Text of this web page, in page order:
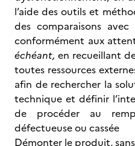
l’aide des outils et
des comparaisons
conformément aux
échéant,en recueillant
toutes ressources
afin de rechercher la
technique et définir
de procéder au
défectueuse ou cassée
Démonter le produit,